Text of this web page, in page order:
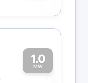
1.0
MW